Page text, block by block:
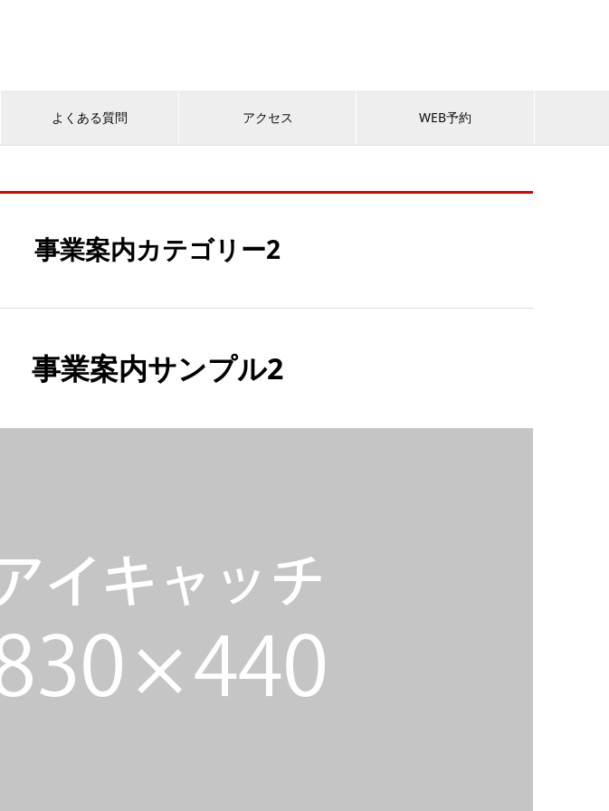
よくある質問 アクセス WEB予約
事業案内カテゴリー2
事業案内サンプル2